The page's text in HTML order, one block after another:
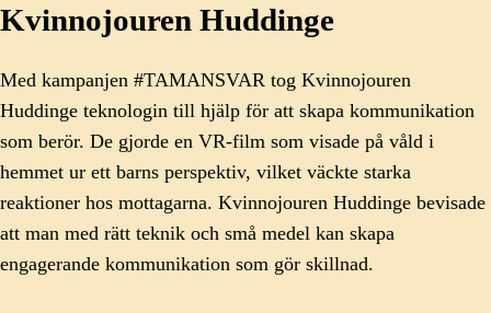
Kvinnojouren Huddinge
Med kampanjen #TAMANSVAR tog Kvinnojouren
Huddinge teknologin till hjälp för att skapa kommunikation
som berör. De gjorde en VR-film som visade på våld i
hemmet ur ett barns perspektiv, vilket väckte starka
reaktioner hos mottagarna. Kvinnojouren Huddinge bevisade
att man med rätt teknik och små medel kan skapa
engagerande kommunikation som gör skillnad.